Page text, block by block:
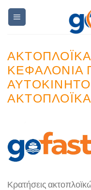
Skip
ΑΚΤΟΠΛΟΪΚΆ
ΚΕΦΑΛΟΝΙΆ
ΑΚΤΟΠΛΟΪΚΆ
Κρατήσεις